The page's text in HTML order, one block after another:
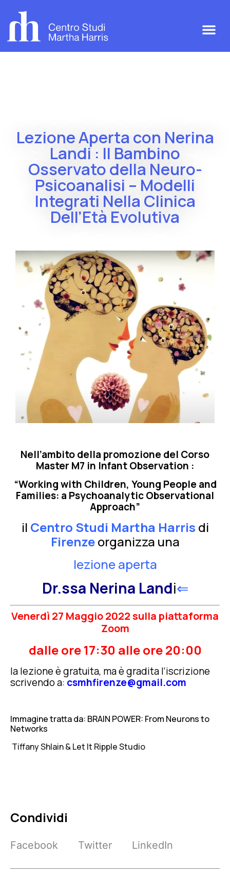
Lezione Aperta con Nerina
Landi : Il Bambino
Osservato della Neuro-
Psicoanalisi – Modelli
Integrati Nella Clinica
Dell’Età Evolutiva
Nell’ambito della promozione del Corso
Master M7 in Infant Observation :
“Working with Children, Young People and
Families: a Psychoanalytic Observational
Approach”
il Centro Studi Martha Harris di
Firenzeorganizza una
lezione aperta
Dr.ssa Nerina Landi⇐
Venerdì 27 Maggio 2022 sulla piattaforma
Zoom
dalle ore 17:30 alle ore 20:00
la lezione è gratuita, ma è gradita l’iscrizione
scrivendo a: csmhfirenze@gmail.com
Immagine tratta da: BRAIN POWER: From Neurons to
Networks
Tiffany Shlain & Let It Ripple Studio
Condividi
Facebook Twitter LinkedIn